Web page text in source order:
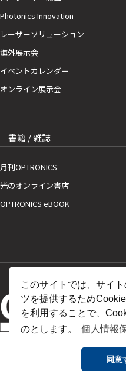
このサイトでは、サイ
ツを提供するため
を利用することで、
のとします。
個人情報
同意
Photonics Innovation
レーザーソリューション
海外展示会
イベントカレンダー
オンライン展示会
書籍 / 雑誌
月刊OPTRONICS
光のオンライン書店
OPTRONICS eBOOK